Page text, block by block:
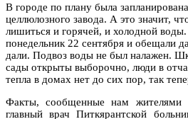
В городе по плану была
целлюлозного завода. А это значит,
лишиться и горячей, и холодной
понедельник 22 сентября и обещали
дали. Подвоз воды не был налажен.
сады открыты выборочно, люди в
тепла в домах нет до сих пор, так
Факты, сообщенные нам жителями
главный врач Питкярантской